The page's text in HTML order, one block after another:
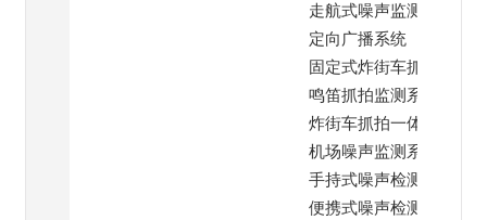
走航式噪声监测系统
定向广播系统
固定式炸街车抓拍系统
鸣笛抓拍监测系统
炸街车抓拍一体机
机场噪声监测系统
手持式噪声检测仪
便携式噪声检测仪